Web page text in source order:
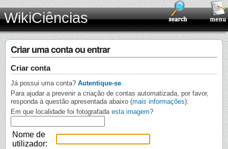
WikiCiências
Criar uma conta ou entrar
Criar conta
Já possui uma conta? Autentique-se
Para ajudar a prevenir a criação de contas automatizada, por favor,
responda à questão apresentada abaixo (mais informações):
Em que localidade foi fotografada esta imagem?
Nome de
utilizador: